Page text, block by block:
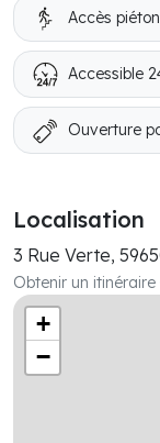
Accès
Accessible
Ouverture
Localisation
3 Rue Verte,
Obtenir un itinéraire
+
−